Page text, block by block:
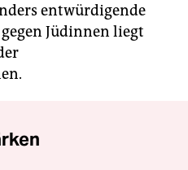
entwürdigende
Jüdinnen liegt